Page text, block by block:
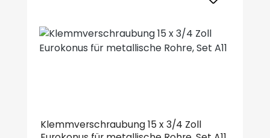
Klemmverschraubung 15 x 3/4 Zoll